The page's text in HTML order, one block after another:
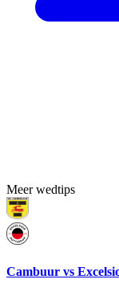
Meer wedtips
Cambuur vs